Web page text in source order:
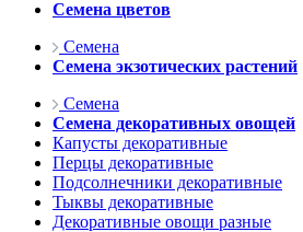
Семена цветов
Семена
Семена экзотических растений
Семена
Семена декоративных овощей
Капусты декоративные
Перцы декоративные
Подсолнечники декоративные
Тыквы декоративные
Декоративные овощи разные